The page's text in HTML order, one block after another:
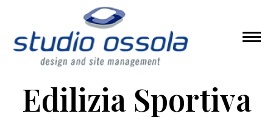
Edilizia Sportiva